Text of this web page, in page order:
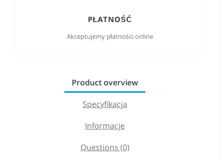
PŁATNOŚĆ
Akceptujemy płatności online
Product overview
Specyfikacja
Informacje
Questions (0)